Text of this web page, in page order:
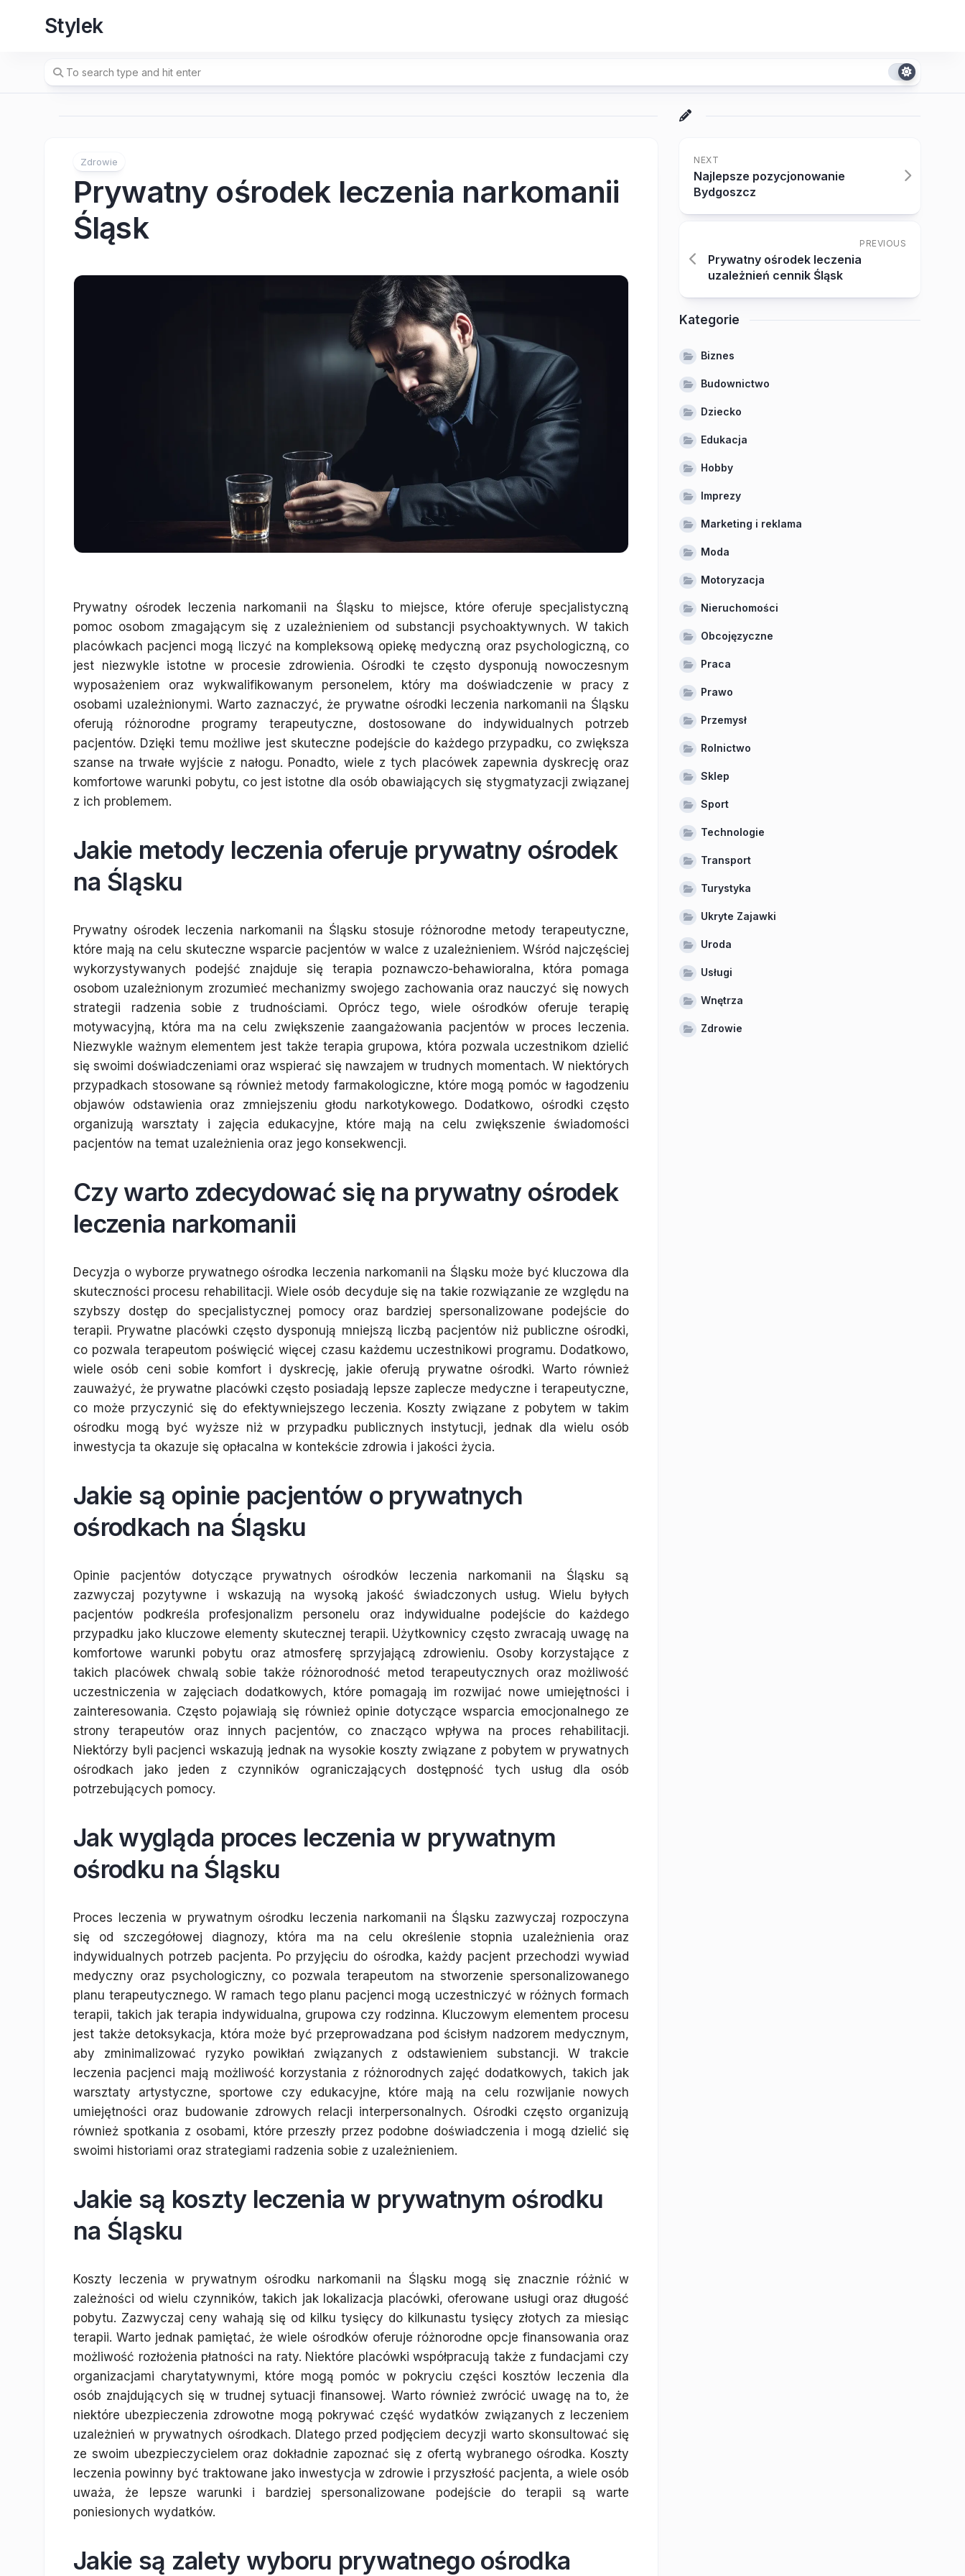
Stylek
Zdrowie
Prywatny ośrodek leczenia narkomanii
Śląsk
Prywatny ośrodek leczenia narkomanii na Śląsku to miejsce, które oferuje specjalistyczną
pomoc osobom zmagającym się z uzależnieniem od substancji psychoaktywnych. W takich
placówkach pacjenci mogą liczyć na kompleksową opiekę medyczną oraz psychologiczną, co
jest niezwykle istotne w procesie zdrowienia. Ośrodki te często dysponują nowoczesnym
wyposażeniem oraz wykwalifikowanym personelem, który ma doświadczenie w pracy z
osobami uzależnionymi. Warto zaznaczyć, że prywatne ośrodki leczenia narkomanii na Śląsku
oferują różnorodne programy terapeutyczne, dostosowane do indywidualnych potrzeb
pacjentów. Dzięki temu możliwe jest skuteczne podejście do każdego przypadku, co zwiększa
szanse na trwałe wyjście z nałogu. Ponadto, wiele z tych placówek zapewnia dyskrecję oraz
komfortowe warunki pobytu, co jest istotne dla osób obawiających się stygmatyzacji związanej
z ich problemem.
Jakie metody leczenia oferuje prywatny ośrodek
na Śląsku
Prywatny ośrodek leczenia narkomanii na Śląsku stosuje różnorodne metody terapeutyczne,
które mają na celu skuteczne wsparcie pacjentów w walce z uzależnieniem. Wśród najczęściej
wykorzystywanych podejść znajduje się terapia poznawczo-behawioralna, która pomaga
osobom uzależnionym zrozumieć mechanizmy swojego zachowania oraz nauczyć się nowych
strategii radzenia sobie z trudnościami. Oprócz tego, wiele ośrodków oferuje terapię
motywacyjną, która ma na celu zwiększenie zaangażowania pacjentów w proces leczenia.
Niezwykle ważnym elementem jest także terapia grupowa, która pozwala uczestnikom dzielić
się swoimi doświadczeniami oraz wspierać się nawzajem w trudnych momentach. W niektórych
przypadkach stosowane są również metody farmakologiczne, które mogą pomóc w łagodzeniu
objawów odstawienia oraz zmniejszeniu głodu narkotykowego. Dodatkowo, ośrodki często
organizują warsztaty i zajęcia edukacyjne, które mają na celu zwiększenie świadomości
pacjentów na temat uzależnienia oraz jego konsekwencji.
Czy warto zdecydować się na prywatny ośrodek
leczenia narkomanii
Decyzja o wyborze prywatnego ośrodka leczenia narkomanii na Śląsku może być kluczowa dla
skuteczności procesu rehabilitacji. Wiele osób decyduje się na takie rozwiązanie ze względu na
szybszy dostęp do specjalistycznej pomocy oraz bardziej spersonalizowane podejście do
terapii. Prywatne placówki często dysponują mniejszą liczbą pacjentów niż publiczne ośrodki,
co pozwala terapeutom poświęcić więcej czasu każdemu uczestnikowi programu. Dodatkowo,
wiele osób ceni sobie komfort i dyskrecję, jakie oferują prywatne ośrodki. Warto również
zauważyć, że prywatne placówki często posiadają lepsze zaplecze medyczne i terapeutyczne,
co może przyczynić się do efektywniejszego leczenia. Koszty związane z pobytem w takim
ośrodku mogą być wyższe niż w przypadku publicznych instytucji, jednak dla wielu osób
inwestycja ta okazuje się opłacalna w kontekście zdrowia i jakości życia.
Jakie są opinie pacjentów o prywatnych
ośrodkach na Śląsku
Opinie pacjentów dotyczące prywatnych ośrodków leczenia narkomanii na Śląsku są
zazwyczaj pozytywne i wskazują na wysoką jakość świadczonych usług. Wielu byłych
pacjentów podkreśla profesjonalizm personelu oraz indywidualne podejście do każdego
przypadku jako kluczowe elementy skutecznej terapii. Użytkownicy często zwracają uwagę na
komfortowe warunki pobytu oraz atmosferę sprzyjającą zdrowieniu. Osoby korzystające z
takich placówek chwalą sobie także różnorodność metod terapeutycznych oraz możliwość
uczestniczenia w zajęciach dodatkowych, które pomagają im rozwijać nowe umiejętności i
zainteresowania. Często pojawiają się również opinie dotyczące wsparcia emocjonalnego ze
strony terapeutów oraz innych pacjentów, co znacząco wpływa na proces rehabilitacji.
Niektórzy byli pacjenci wskazują jednak na wysokie koszty związane z pobytem w prywatnych
ośrodkach jako jeden z czynników ograniczających dostępność tych usług dla osób
potrzebujących pomocy.
Jak wygląda proces leczenia w prywatnym
ośrodku na Śląsku
Proces leczenia w prywatnym ośrodku leczenia narkomanii na Śląsku zazwyczaj rozpoczyna
się od szczegółowej diagnozy, która ma na celu określenie stopnia uzależnienia oraz
indywidualnych potrzeb pacjenta. Po przyjęciu do ośrodka, każdy pacjent przechodzi wywiad
medyczny oraz psychologiczny, co pozwala terapeutom na stworzenie spersonalizowanego
planu terapeutycznego. W ramach tego planu pacjenci mogą uczestniczyć w różnych formach
terapii, takich jak terapia indywidualna, grupowa czy rodzinna. Kluczowym elementem procesu
jest także detoksykacja, która może być przeprowadzana pod ścisłym nadzorem medycznym,
aby zminimalizować ryzyko powikłań związanych z odstawieniem substancji. W trakcie
leczenia pacjenci mają możliwość korzystania z różnorodnych zajęć dodatkowych, takich jak
warsztaty artystyczne, sportowe czy edukacyjne, które mają na celu rozwijanie nowych
umiejętności oraz budowanie zdrowych relacji interpersonalnych. Ośrodki często organizują
również spotkania z osobami, które przeszły przez podobne doświadczenia i mogą dzielić się
swoimi historiami oraz strategiami radzenia sobie z uzależnieniem.
Jakie są koszty leczenia w prywatnym ośrodku
na Śląsku
Koszty leczenia w prywatnym ośrodku narkomanii na Śląsku mogą się znacznie różnić w
zależności od wielu czynników, takich jak lokalizacja placówki, oferowane usługi oraz długość
pobytu. Zazwyczaj ceny wahają się od kilku tysięcy do kilkunastu tysięcy złotych za miesiąc
terapii. Warto jednak pamiętać, że wiele ośrodków oferuje różnorodne opcje finansowania oraz
możliwość rozłożenia płatności na raty. Niektóre placówki współpracują także z fundacjami czy
organizacjami charytatywnymi, które mogą pomóc w pokryciu części kosztów leczenia dla
osób znajdujących się w trudnej sytuacji finansowej. Warto również zwrócić uwagę na to, że
niektóre ubezpieczenia zdrowotne mogą pokrywać część wydatków związanych z leczeniem
uzależnień w prywatnych ośrodkach. Dlatego przed podjęciem decyzji warto skonsultować się
ze swoim ubezpieczycielem oraz dokładnie zapoznać się z ofertą wybranego ośrodka. Koszty
leczenia powinny być traktowane jako inwestycja w zdrowie i przyszłość pacjenta, a wiele osób
uważa, że lepsze warunki i bardziej spersonalizowane podejście do terapii są warte
poniesionych wydatków.
Jakie są zalety wyboru prywatnego ośrodka
NEXT
Najlepsze pozycjonowanie
Bydgoszcz
PREVIOUS
Prywatny ośrodek leczenia
uzależnień cennik Śląsk
Kategorie
Biznes
Budownictwo
Dziecko
Edukacja
Hobby
Imprezy
Marketing i reklama
Moda
Motoryzacja
Nieruchomości
Obcojęzyczne
Praca
Prawo
Przemysł
Rolnictwo
Sklep
Sport
Technologie
Transport
Turystyka
Ukryte Zajawki
Uroda
Usługi
Wnętrza
Zdrowie